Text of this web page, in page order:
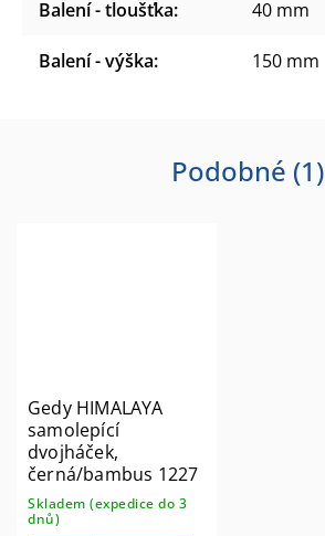
Balení - tloušťka: 40 mm
Balení - výška: 150 mm
Podobné (1)
Gedy HIMALAYA
samolepící
dvojháček,
černá/bambus 1227
Skladem (expedice do 3
dnů)